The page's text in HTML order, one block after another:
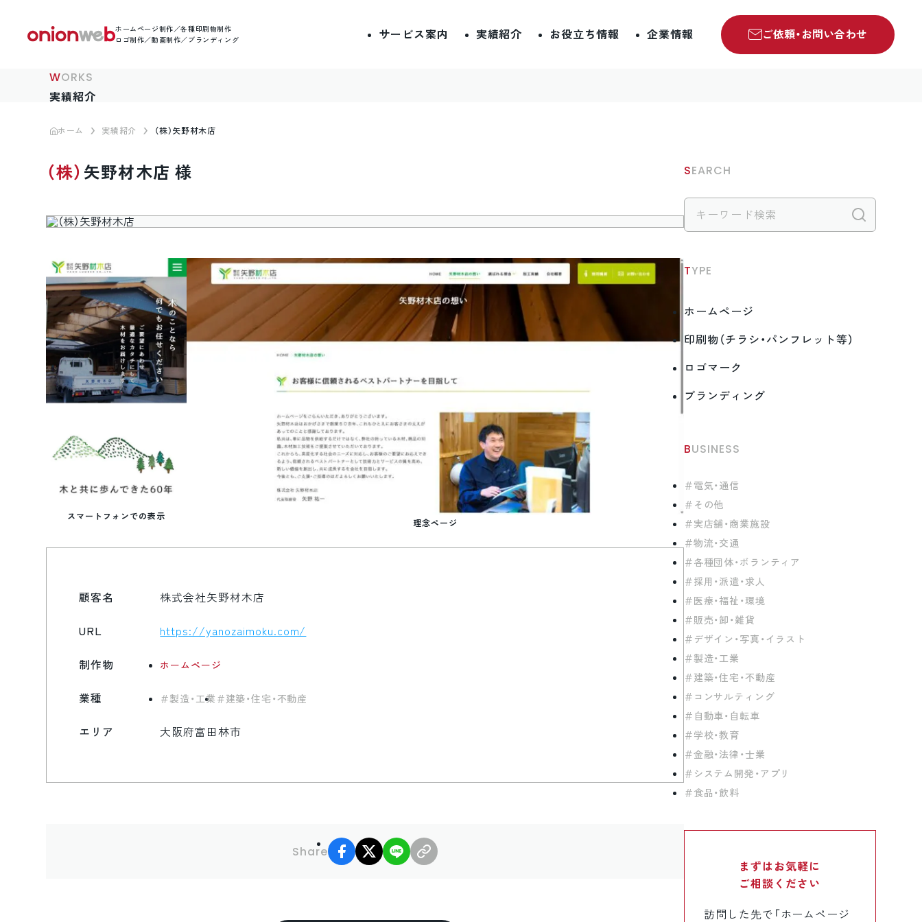
ホームページ制作／各種印刷物制作
ロゴ制作／動画制作／ブランディング
サービス案内 実績紹介 お役立ち情報 企業情報 ご依頼・お問い合わせ
WORKS
実績紹介
ホーム 実績紹介 （株）矢野材木店
（株）矢野材木店 様
スマートフォンでの表示
理念ページ
顧客名 株式会社矢野材木店
URL https://yanozaimoku.com/
制作物 ホームページ
業種 製造・工業 建築・住宅・不動産
エリア 大阪府富田林市
Share
facebook
X LINE
SEARCH
TYPE
ホームページ
印刷物（チラシ・パンフレット等）
ロゴマーク
ブランディング
BUSINESS
電気・通信
その他
実店舗・商業施設
物流・交通
各種団体・ボランティア
採用・派遣・求人
医療・福祉・環境
販売・卸・雑貨
デザイン・写真・イラスト
製造・工業
建築・住宅・不動産
コンサルティング
自動車・自転車
学校・教育
金融・法律・士業
システム開発・アプリ
食品・飲料
まずはお気軽に
ご相談ください
訪問した先で「ホームページ